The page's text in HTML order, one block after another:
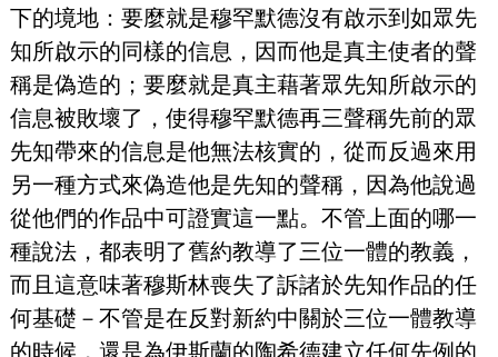
下的境地：要麼就是穆罕默德沒有啟示到如眾先
知所啟示的同樣的信息，因而他是真主使者的聲
稱是偽造的；要麼就是真主藉著眾先知所啟示的
信息被敗壞了，使得穆罕默德再三聲稱先前的眾
先知帶來的信息是他無法核實的，從而反過來用
另一種方式來偽造他是先知的聲稱，因為他說過
從他們的作品中可證實這一點。不管上面的哪一
種說法，都表明了舊約教導了三位一體的教義，
而且這意味著穆斯林喪失了訴諸於先知作品的任
何基礎－不管是在反對新約中關於三位一體教導
的時候，還是為伊斯蘭的陶希德建立任何先例的